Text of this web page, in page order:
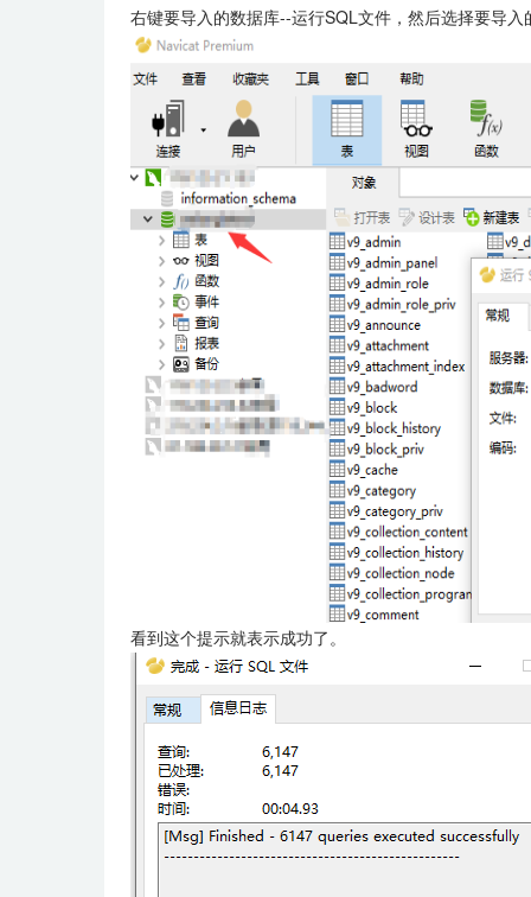
右键要导入的数据库--运行SQL文件，然后选择要导
看到这个提示就表示成功了。